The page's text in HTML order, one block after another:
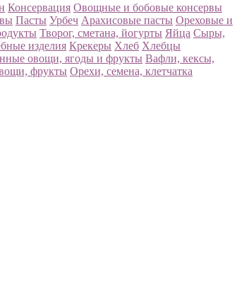
Консервация Овощные и бобовые консервы
Пасты Урбеч Арахисовые пасты Ореховые и
Творог, сметана, йогурты Яйца Сыры,
изделия Крекеры Хлеб Хлебцы
овощи, ягоды и фрукты Вафли, кексы,
фрукты Орехи, семена, клетчатка